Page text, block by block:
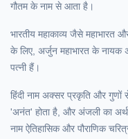
गौतम के नाम से आता है।
भारतीय महाकाव्य जैसे महाभारत
के लिए, अर्जुन महाभारत के नायक
पत्नी हैं।
हिंदी नाम अक्सर प्रकृति और
'अनंत' होता है, और अंजली का अर्थ
नाम ऐतिहासिक और पौराणिक